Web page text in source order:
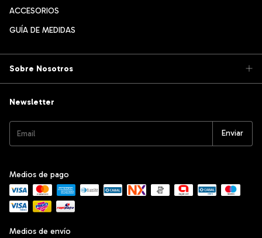
ACCESORIOS
GUÍA DE MEDIDAS
Sobre Nosotros
Newsletter
Medios de pago
Medios de envío